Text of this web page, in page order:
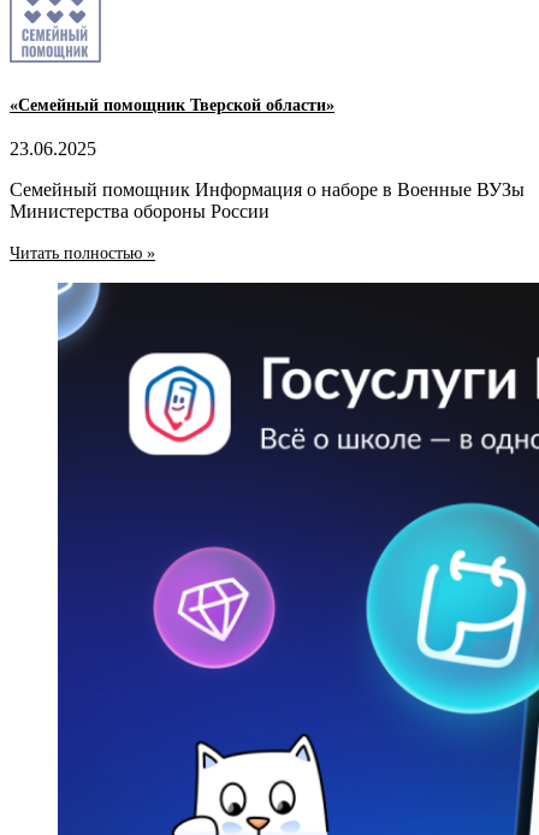
«Семейный помощник Тверской области»
23.06.2025
Семейный помощник Информация о наборе в Военные ВУЗы
Министерства обороны России
Читать полностью »